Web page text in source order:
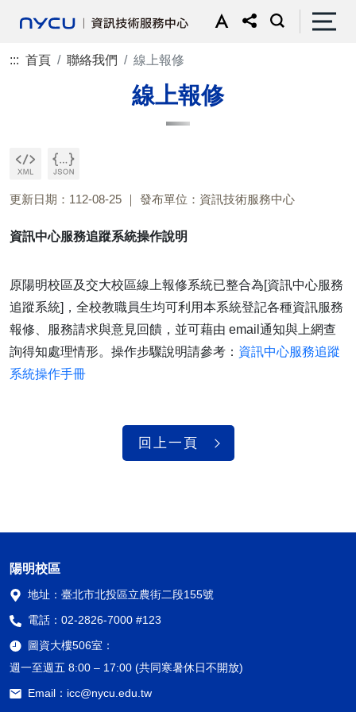
::: 首頁 聯絡我們 線上報修
線上報修
更新日期：112-08-25 發布單位：資訊技術服務中心
資訊中心服務追蹤系統操作說明
原陽明校區及交大校區線上報修系統已整合為[資訊中心服務
追蹤系統]，全校教職員生均可利用本系統登記各種資訊服務
報修、服務請求與意見回饋，並可藉由 email通知與上網查
詢得知處理情形。操作步驟說明請參考： 資訊中心服務追蹤
系統操作手冊
回上一頁
陽明校區
地址： 臺北市北投區立農街二段155號
電話： 02-2826-7000 #123
圖資大樓506室：
週一至週五 8:00 – 17:00 (共同寒暑休日不開放)
Email： icc@nycu.edu.tw